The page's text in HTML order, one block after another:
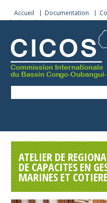
Accueil Documentation
Sécurité de navigation
ATELIER DE
DE CAPACITES EN
MARINES ET